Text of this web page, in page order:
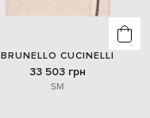
BRUNELLO CUCINELLI
33 503 грн
SM